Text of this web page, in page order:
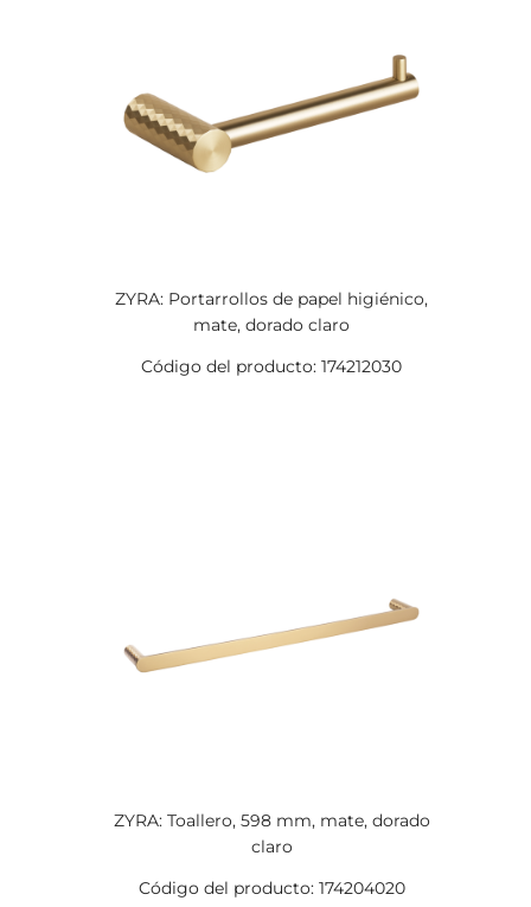
ZYRA: Portarrollos de papel higiénico,
mate, dorado claro
Código del producto: 174212030
ZYRA: Toallero, 598 mm, mate, dorado
claro
Código del producto: 174204020